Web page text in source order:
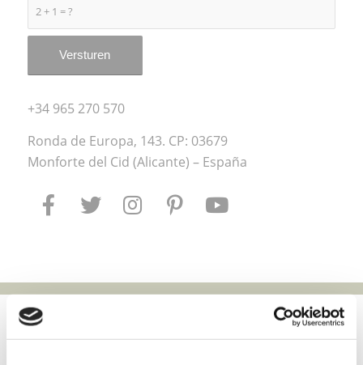
2 + 1 = ?
+34 965 270 570
Ronda de Europa, 143. CP: 03679
Monforte del Cid (Alicante) – España